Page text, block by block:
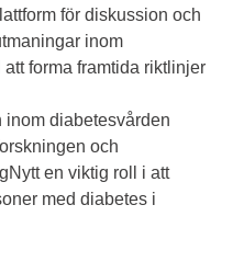
för diskussion och
inom
forma framtida riktlinjer
inom diabetesvården
och
en viktig roll i att
med diabetes i